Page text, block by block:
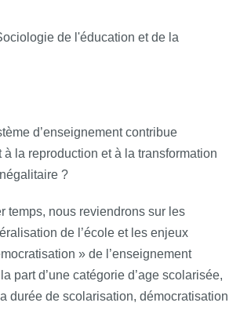
de l'éducation et de la
d’enseignement contribue
la reproduction et à la transformation
?
temps, nous reviendrons sur les
de l’école et les enjeux
» de l’enseignement
part d’une catégorie d’age scolarisée,
durée de scolarisation, démocratisation